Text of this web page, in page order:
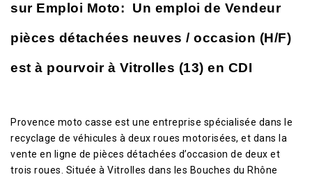
sur Emploi Moto: Un emploi de Vendeur
pièces détachées neuves / occasion (H/F)
est à pourvoir à Vitrolles (13) en CDI
Provence moto casse est une entreprise spécialisée dans le
recyclage de véhicules à deux roues motorisées, et dans la
vente en ligne de pièces détachées d’occasion de deux et
trois roues. Située à Vitrolles dans les Bouches du Rhône